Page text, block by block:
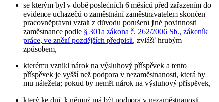
se kterým byl v době posledních 6 měsíců před zařazením do
evidence uchazečů o zaměstnání zaměstnavatelem skončen
pracovněprávní vztah z důvodu porušení jiné povinnosti
zaměstnance podle § 301a zákona č. 262/2006 Sb., zákoník
práce, ve znění pozdějších předpisů, zvlášť hrubým
způsobem,
kterému vznikl nárok na výsluhový příspěvek a tento
příspěvek je vyšší než podpora v nezaměstnanosti, která by
mu náležela; pokud by neměl nárok na výsluhový příspěvek,
který ke dni, k němuž má být podpora v nezaměstnanosti